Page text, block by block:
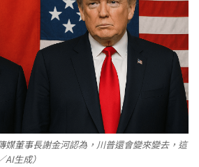
媒董事長謝金河認為，川普還會變來變去，這
生成）